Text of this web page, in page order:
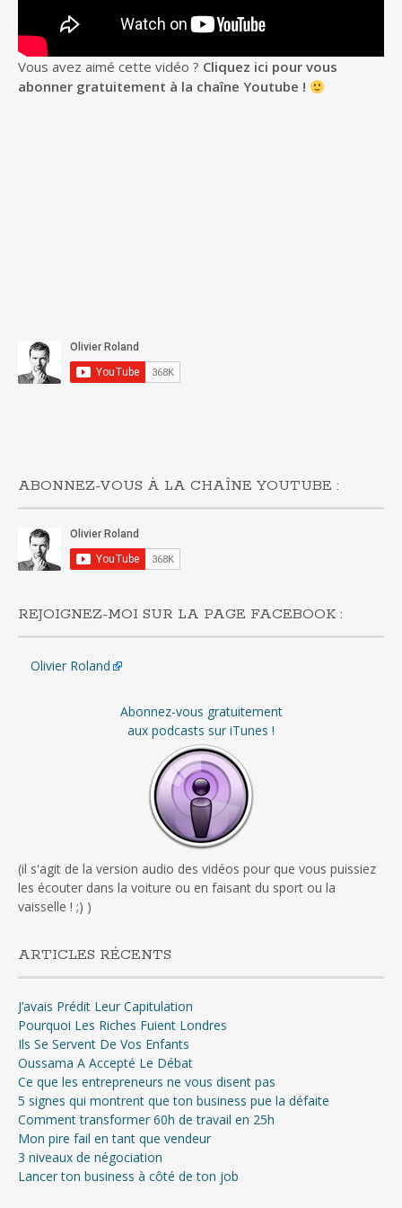
Vous avez aimé cette vidéo ? Cliquez ici pour vous
abonner gratuitement à la chaîne Youtube !
ABONNEZ-VOUS À LA CHAÎNE YOUTUBE :
REJOIGNEZ-MOI SUR LA PAGE FACEBOOK :
Olivier Roland
Abonnez-vous gratuitement
aux podcasts sur iTunes !
(il s'agit de la version audio des vidéos pour que vous puissiez
les écouter dans la voiture ou en faisant du sport ou la
vaisselle ! ;) )
ARTICLES RÉCENTS
J’avais Prédit Leur Capitulation
Pourquoi Les Riches Fuient Londres
Ils Se Servent De Vos Enfants
Oussama A Accepté Le Débat
Ce que les entrepreneurs ne vous disent pas
5 signes qui montrent que ton business pue la défaite
Comment transformer 60h de travail en 25h
Mon pire fail en tant que vendeur
3 niveaux de négociation
Lancer ton business à côté de ton job